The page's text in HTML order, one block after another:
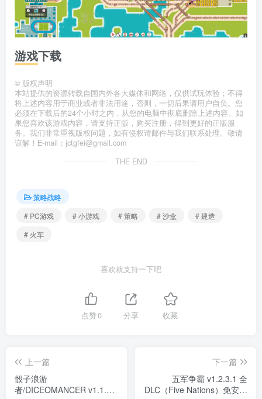
游戏下载
© 版权声明
本站提供的资源转载自国内外各大媒体和网络，仅供试玩体验；不得
将上述内容用于商业或者非法用途，否则，一切后果请用户自负。您
必须在下载后的24个小时之内，从您的电脑中彻底删除上述内容。如
果您喜欢该游戏内容，请支持正版，购买注册，得到更好的正版服
务。我们非常重视版权问题，如有侵权请邮件与我们联系处理。敬请
谅解！E-mail：jctgfei@gmail.com
THE END
策略战略
# PC游戏
# 小游戏 # 策略 # 沙盒
# 建造
# 火车
喜欢就支持一下吧
点赞0 分享 收藏
上一篇
骰子浪游
者/DICEOMANCER v1.1.18
下一篇
五军争霸 v1.2.3.1 全
DLC（Five Nations）免安装